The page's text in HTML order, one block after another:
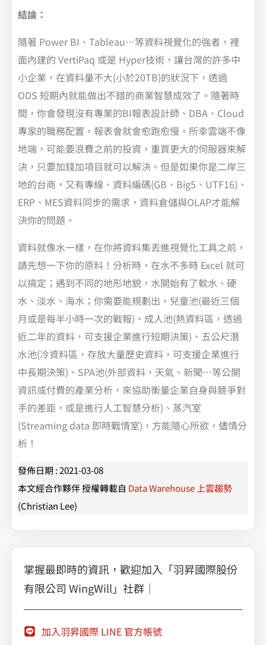
結論：
隨著 Power BI、Tableau…等資料視覺化的強者，裡
面內建的 VertiPaq 或是 Hyper技術，讓台灣的許多中
小企業，在資料量不大(小於20TB)的狀況下，透過
ODS 短期內就能做出不錯的商業智慧成效了。隨著時
間，你會發現沒有專業的BI報表設計師、DBA、Cloud
專家的職務配置，報表會就會愈跑愈慢。所幸雲端不像
地端，可能要浪費之前的投資，重買更大的伺服器來解
決，只要加錢加項目就可以解決。但是如果你是二岸三
地的台商，又有專線、資料編碼(GB、Big5、UTF16)、
ERP、MES資料同步的需求，資料倉儲與OLAP才能解
決你的問題。
資料就像水一樣，在你將資料集丟進視覺化工具之前，
請先想一下你的原料！分析時，在水不多時 Excel 就可
以搞定；遇到不同的地形地貌，水開始有了軟水、硬
水、淡水、海水；你需要能規劃出，兒童池(最近三個
月或是每半小時一次的戰報)、成人池(熱資料區，透過
近二年的資料，可支援企業進行短期決策)、五公尺潛
水池(冷資料區，存放大量歷史資料，可支援企業進行
中長期決策)、SPA池(外部資料，天氣、新聞…等公開
資訊或付費的產業分析，來協助衡量企業自身與競爭對
手的差距，或是進行人工智慧分析)、蒸汽室
(Streaming data 即時戰情室)，方能隨心所欲，儘情分
析！
發佈日期 : 2021-03-08
本文經合作夥伴 授權轉載自 Data Warehouse 上雲趨勢
(Christian Lee)
掌握最即時的資訊，歡迎加入「羽昇國際股份
有限公司 WingWill」社群｜
加入羽昇國際 LINE 官方帳號